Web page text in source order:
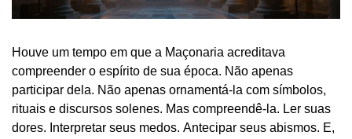
Houve um tempo em que a Maçonaria acreditava
compreender o espírito de sua época. Não apenas
participar dela. Não apenas ornamentá-la com símbolos,
rituais e discursos solenes. Mas compreendê-la. Ler suas
dores. Interpretar seus medos. Antecipar seus abismos. E,